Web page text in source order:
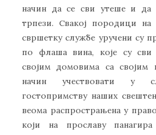
начин да се сви утеше и да
трпези. Свакој породици
свршетку службе уручени су
по флаша вина, које су
својим домовима са својим
начин учествовати у
гостопримству наших
веома распрострањена у
који на прославу